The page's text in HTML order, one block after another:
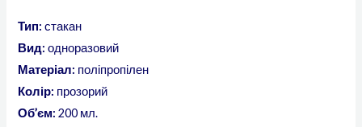
Тип:стакан
Вид: одноразовий
Матеріал: поліпропілен
Колір: прозорий
Об’єм:200 мл.